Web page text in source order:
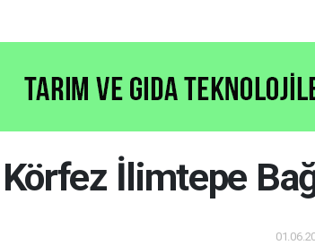
Körfez İlimtepe